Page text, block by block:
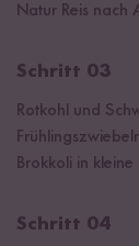
Natur Reis nach
Schritt 03
Rotkohl und
Brokkoli in kleine
Schritt 04